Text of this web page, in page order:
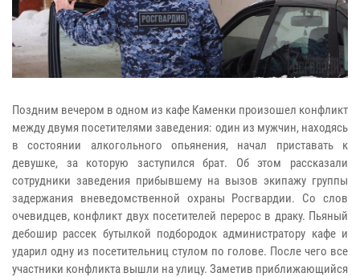
Поздним вечером в одном из кафе Каменки произошел конфликт
между двумя посетителями заведения: один из мужчин, находясь
в состоянии алкогольного опьянения, начал приставать к
девушке, за которую заступился брат. Об этом рассказали
сотрудники заведения прибывшему на вызов экипажу группы
задержания вневедомственной охраны Росгвардии. Со слов
очевидцев, конфликт двух посетителей перерос в драку. Пьяный
дебошир рассек бутылкой подбородок администратору кафе и
ударил одну из посетительниц стулом по голове. После чего все
участники конфликта вышли на улицу. Заметив приближающийся